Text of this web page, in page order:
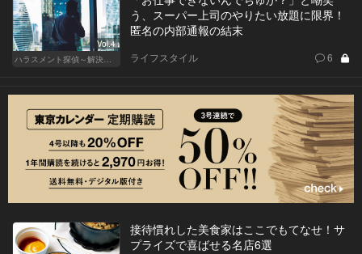
Vol.4
ハラスメント探偵～解決編～
う、スーパー上司のやりたい放題に限界！
匿名の内部通報の結末
ライフスタイル 6
接待慣れした美食家はここでもてなせ！サ
プライズで喜ばせる名店6選